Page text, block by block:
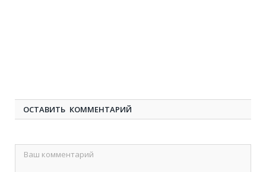
ОСТАВИТЬ КОММЕНТАРИЙ